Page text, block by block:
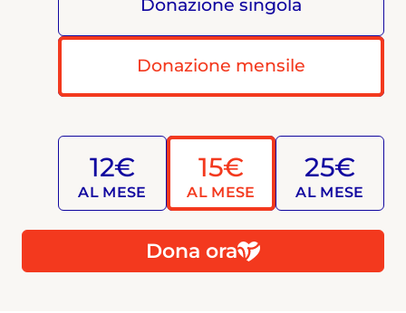
Donazione singola
Donazione mensile
12€
AL MESE
15€
AL MESE
25€
AL MESE
Dona ora